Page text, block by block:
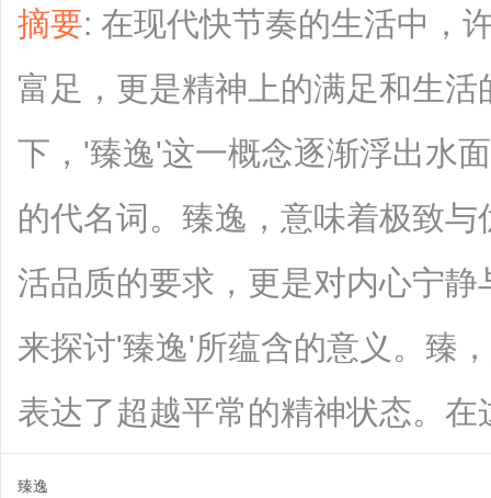
摘要: 在现代快节奏的生活中，
富足，更是精神上的满足和生
下，'臻逸'这一概念逐渐浮出水
的代名词。臻逸，意味着极致
活品质的要求，更是对内心宁
来探讨'臻逸'所蕴含的意义。臻
表达了超越平常的精神状态。在
臻逸